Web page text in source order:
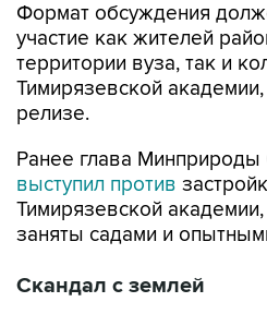
Формат обсуждения
участие как жителей
территории вуза, так и
Тимирязевской
релизе.
Ранее глава
выступил против
Тимирязевской
заняты садами и
Скандал с землей